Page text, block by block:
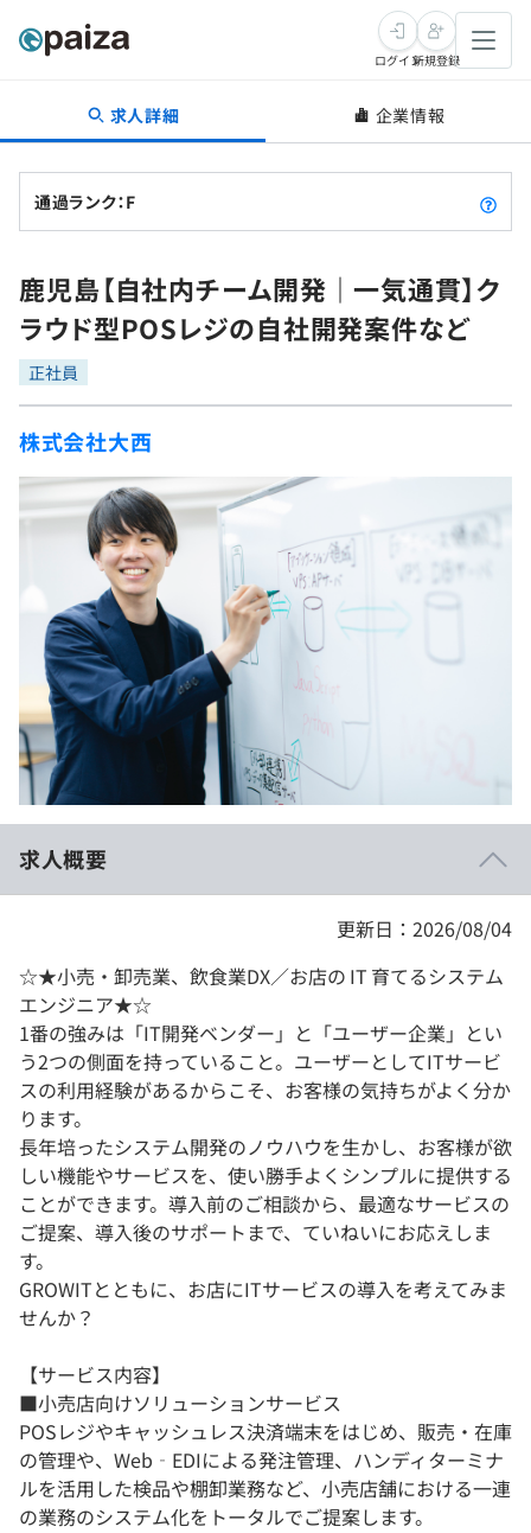
転職・キャリア
転職成功ガイド
転職エージェント
インタビュー
転職成功ガイド
新卒就活
求人検索
本選考
インターン
新卒エージェント
イベント・セミナー
インタビュー
就活成功ガイド
学習
問題集
ナレッジ
リファレンス
プラン
個人向けプラン
法人向けプラン
契約内容・クーポン
プログラミング言語
評価結果一覧
再チャレンジ結果一覧
ゲーム・マンガ
Tech Team Journal
paiza times
note
paizaとは？
ログイン新規登録
求人詳細 企業情報
通過ランク：F
鹿児島【自社内チーム開発｜一気通貫】ク
ラウド型POSレジの自社開発案件など
正社員
株式会社大西
求人概要
更新日：2026/08/04
☆★小売・卸売業、飲食業DX／お店の IT 育てるシステム
エンジニア★☆
1番の強みは「IT開発ベンダー」と「ユーザー企業」とい
う2つの側面を持っていること。ユーザーとしてITサービ
スの利用経験があるからこそ、お客様の気持ちがよく分か
ります。
長年培ったシステム開発のノウハウを生かし、お客様が欲
しい機能やサービスを、使い勝手よくシンプルに提供する
ことができます。導入前のご相談から、最適なサービスの
ご提案、導入後のサポートまで、ていねいにお応えしま
す。
GROWITとともに、お店にITサービスの導入を考えてみま
せんか？
【サービス内容】
■小売店向けソリューションサービス
POSレジやキャッシュレス決済端末をはじめ、販売・在庫
の管理や、Web‐EDIによる発注管理、ハンディターミナ
ルを活用した検品や棚卸業務など、小売店舗における一連
の業務のシステム化をトータルでご提案します。